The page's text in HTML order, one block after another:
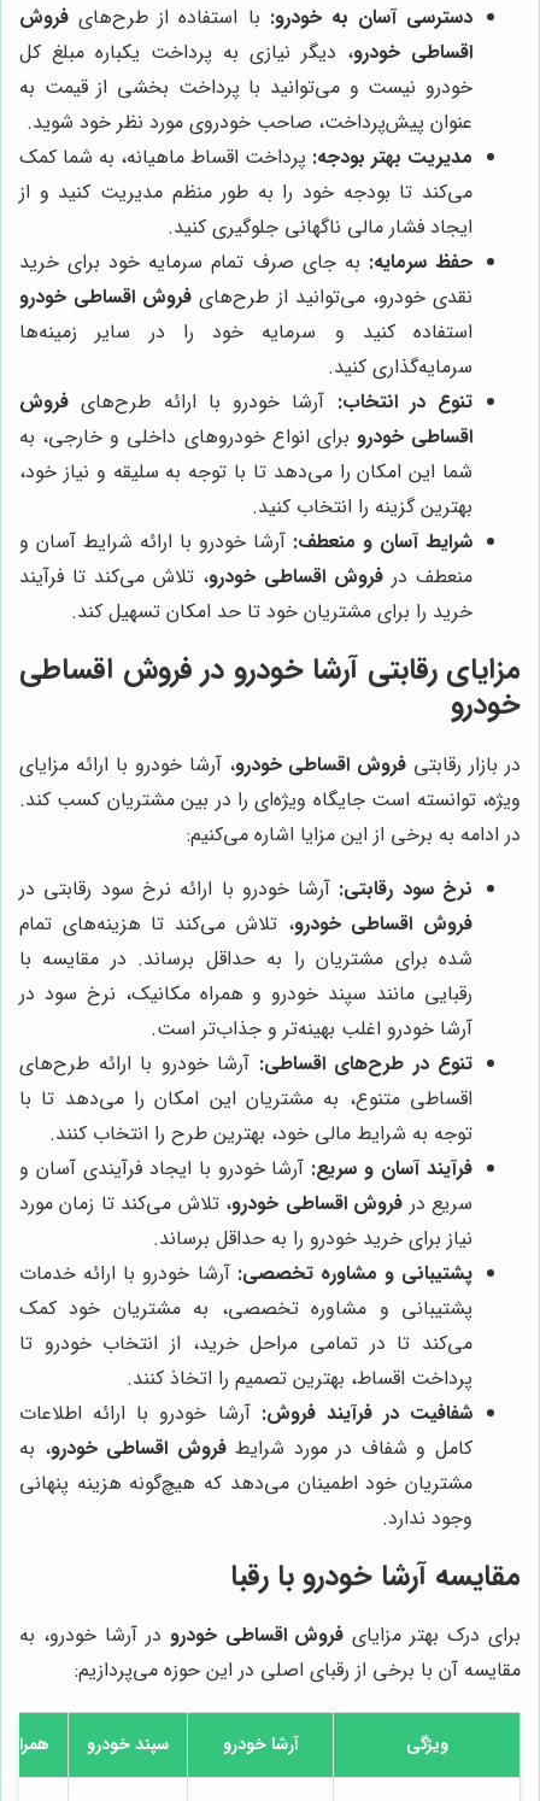
دسترسی آسان به خودرو: با استفاده از طرح‌های فروش
اقساطی خودرو، دیگر نیازی به پرداخت یکباره مبلغ کل
خودرو نیست و می‌توانید با پرداخت بخشی از قیمت به
عنوان پیش‌پرداخت، صاحب خودروی مورد نظر خود شوید.
مدیریت بهتر بودجه: پرداخت اقساط ماهیانه، به شما کمک
می‌کند تا بودجه خود را به طور منظم مدیریت کنید و از
ایجاد فشار مالی ناگهانی جلوگیری کنید.
حفظ سرمایه: به جای صرف تمام سرمایه خود برای خرید
نقدی خودرو، می‌توانید از طرح‌های فروش اقساطی خودرو
استفاده کنید و سرمایه خود را در سایر زمینه‌ها
سرمایه‌گذاری کنید.
تنوع در انتخاب: آرشا خودرو با ارائه طرح‌های فروش
اقساطی خودرو برای انواع خودروهای داخلی و خارجی، به
شما این امکان را می‌دهد تا با توجه به سلیقه و نیاز خود،
بهترین گزینه را انتخاب کنید.
شرایط آسان و منعطف: آرشا خودرو با ارائه شرایط آسان و
منعطف در فروش اقساطی خودرو، تلاش می‌کند تا فرآیند
خرید را برای مشتریان خود تا حد امکان تسهیل کند.
مزایای رقابتی آرشا خودرو در فروش اقساطی
خودرو
در بازار رقابتی فروش اقساطی خودرو، آرشا خودرو با ارائه مزایای
ویژه، توانسته است جایگاه ویژه‌ای را در بین مشتریان کسب کند.
در ادامه به برخی از این مزایا اشاره می‌کنیم:
نرخ سود رقابتی: آرشا خودرو با ارائه نرخ سود رقابتی در
فروش اقساطی خودرو، تلاش می‌کند تا هزینه‌های تمام
شده برای مشتریان را به حداقل برساند. در مقایسه با
رقبایی مانند سپند خودرو و همراه مکانیک، نرخ سود در
آرشا خودرو اغلب بهینه‌تر و جذاب‌تر است.
تنوع در طرح‌های اقساطی: آرشا خودرو با ارائه طرح‌های
اقساطی متنوع، به مشتریان این امکان را می‌دهد تا با
توجه به شرایط مالی خود، بهترین طرح را انتخاب کنند.
فرآیند آسان و سریع: آرشا خودرو با ایجاد فرآیندی آسان و
سریع در فروش اقساطی خودرو، تلاش می‌کند تا زمان مورد
نیاز برای خرید خودرو را به حداقل برساند.
پشتیبانی و مشاوره تخصصی: آرشا خودرو با ارائه خدمات
پشتیبانی و مشاوره تخصصی، به مشتریان خود کمک
می‌کند تا در تمامی مراحل خرید، از انتخاب خودرو تا
پرداخت اقساط، بهترین تصمیم را اتخاذ کنند.
شفافیت در فرآیند فروش: آرشا خودرو با ارائه اطلاعات
کامل و شفاف در مورد شرایطفروش اقساطی خودرو، به
مشتریان خود اطمینان می‌دهد که هیچ‌گونه هزینه پنهانی
وجود ندارد.
مقایسه آرشا خودرو با رقبا
برای درک بهتر مزایای فروش اقساطی خودرو در آرشا خودرو، به
مقایسه آن با برخی از رقبای اصلی در این حوزه می‌پردازیم:
ویژگی آرشا خودرو سپند خودرو